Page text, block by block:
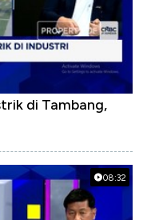
di Tambang,
08:32